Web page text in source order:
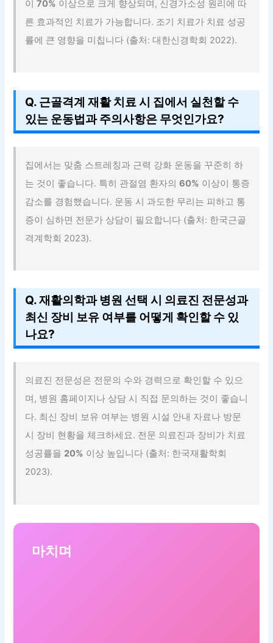
이70% 이상으로 크게 향상되며, 신경가소성 원리에 따
른 효과적인 치료가 가능합니다. 조기 치료가 치료 성공
률에 큰 영향을 미칩니다 (출처: 대한신경학회 2022).
Q. 근골격계 재활 치료 시 집에서 실천할 수
있는 운동법과 주의사항은 무엇인가요?
집에서는 맞춤 스트레칭과 근력 강화 운동을 꾸준히 하
는 것이 좋습니다. 특히 관절염 환자의60% 이상이 통증
감소를 경험했습니다. 운동 시 과도한 무리는 피하고 통
증이 심하면 전문가 상담이 필요합니다 (출처: 한국근골
격계학회 2023).
Q. 재활의학과 병원 선택 시 의료진 전문성과
최신 장비 보유 여부를 어떻게 확인할 수 있
나요?
의료진 전문성은 전문의 수와 경력으로 확인할 수 있으
며, 병원 홈페이지나 상담 시 직접 문의하는 것이 좋습니
다. 최신 장비 보유 여부는 병원 시설 안내 자료나 방문
시 장비 현황을 체크하세요. 전문 의료진과 장비가 치료
성공률을 20% 이상 높입니다 (출처: 한국재활학회
2023).
마치며